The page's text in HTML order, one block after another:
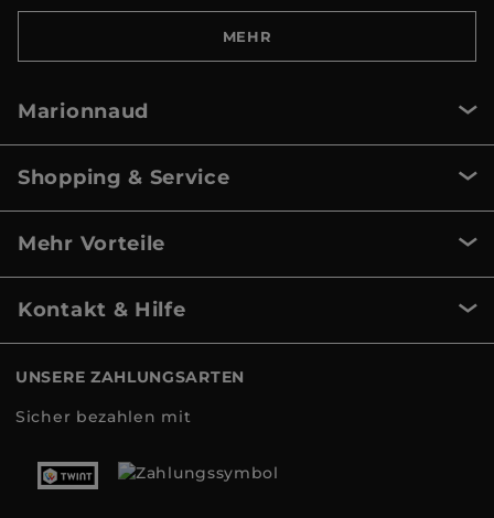
MEHR
Marionnaud
Shopping & Service
Mehr Vorteile
Kontakt & Hilfe
UNSERE ZAHLUNGSARTEN
Sicher bezahlen mit